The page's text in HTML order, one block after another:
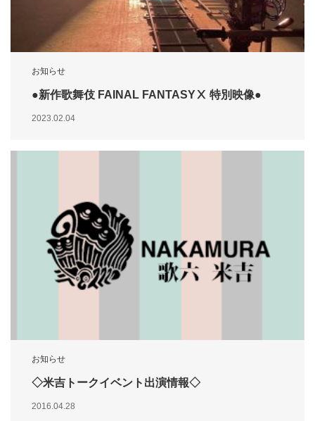
お知らせ
●新作歌舞伎 FAINAL FANTASYⅩ 特別映像●
2023.02.04
お知らせ
◇米吉トークイベント出演情報◇
2016.04.28